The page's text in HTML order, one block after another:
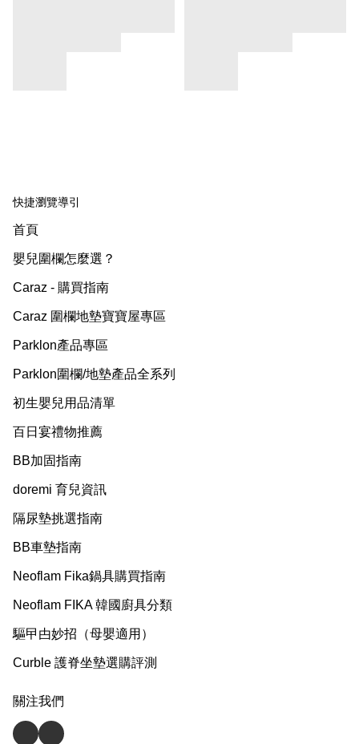
快捷瀏覽導引
首頁
嬰兒圍欄怎麼選？
Caraz - 購買指南
Caraz 圍欄地墊寶寶屋專區
Parklon產品專區
Parklon圍欄/地墊產品全系列
初生嬰兒用品清單
百日宴禮物推薦
BB加固指南
doremi 育兒資訊
隔尿墊挑選指南
BB車墊指南
Neoflam Fika鍋具購買指南
Neoflam FIKA 韓國廚具分類
驅曱甴妙招（母嬰適用）
Curble 護脊坐墊選購評測
關注我們